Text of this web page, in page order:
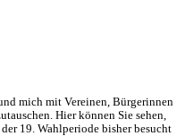
mich mit Vereinen, Bürgerinnen
Hier können Sie sehen,
19. Wahlperiode bisher besucht